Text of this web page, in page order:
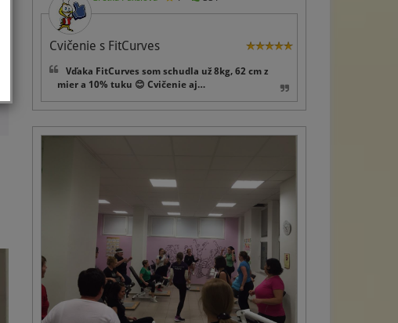
Cvičenie s FitCurves
Vďaka FitCurves som schudla už 8kg, 62 cm z
mier a 10% tuku 😊 Cvičenie aj…